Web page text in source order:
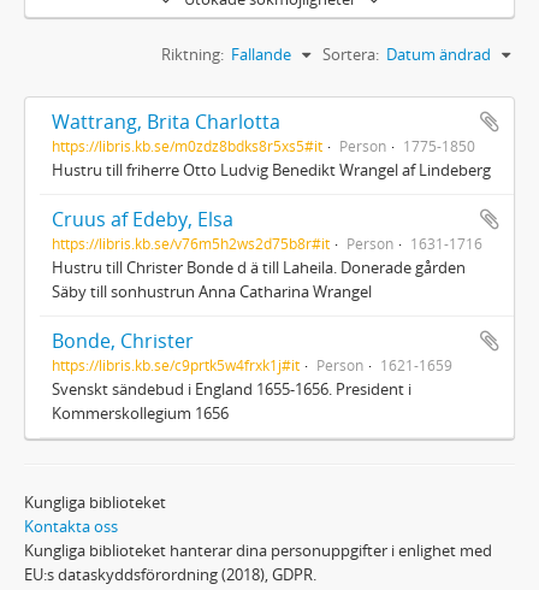
Sortera: Datum ändrad
Riktning: Fallande
Wattrang, Brita Charlotta
https://libris.kb.se/m0zdz8bdks8r5xs5#it Person 1775-1850
Hustru till friherre Otto Ludvig Benedikt Wrangel af Lindeberg
Cruus af Edeby, Elsa
https://libris.kb.se/v76m5h2ws2d75b8r#it Person 1631-1716
Hustru till Christer Bonde d ä till Laheila. Donerade gården
Säby till sonhustrun Anna Catharina Wrangel
Bonde, Christer
https://libris.kb.se/c9prtk5w4frxk1j#it Person 1621-1659
Svenskt sändebud i England 1655-1656. President i
Kommerskollegium 1656
Kungliga biblioteket
Kontakta oss
Kungliga biblioteket hanterar dina personuppgifter i enlighet med
EU:s dataskyddsförordning (2018), GDPR.